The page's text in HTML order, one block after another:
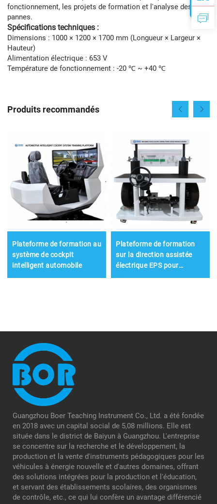
fonctionnement, les projets de formation et l'analyse des
pannes.
Spécifications techniques :
Dimensions : 1000 × 1200 × 1700 mm (Longueur × Largeur ×
Hauteur)
Alimentation électrique : 653 V
Température de fonctionnement : -20 ℃ ~ +40 ℃
Produits recommandés
Plateforme de formation au
système de cockpit
intelligent automobile
Plateforme de formation
sur la direction assistée
électrique EPS pour
Guangzhou Boer Teaching Instrument Co., Ltd. a été fondée
en 2018 avec un capital social de 5,08 millions. Elle est
située dans le district de Baiyun à Guangzhou. L'entreprise
se concentre sur la recherche et le développement, la
production et la vente d'instruments pédagogiques pour les
véhicules à énergie nouvelle et d'autres domaines, offrant
des solutions intégrées pour la production et l'éducation,
et servant des établissements scolaires, des organismes
de contrôle, etc., ce qui lui confère un avantage différencié